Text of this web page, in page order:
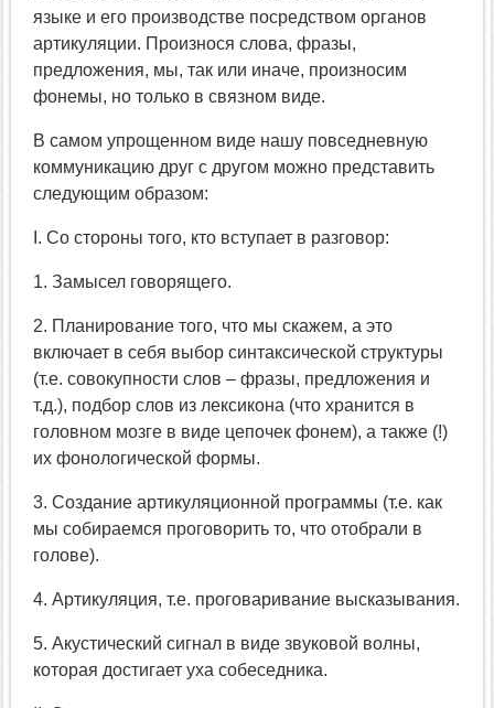
языке и его производстве посредством органов
артикуляции. Произнося слова, фразы,
предложения, мы, так или иначе, произносим
фонемы, но только в связном виде.
В самом упрощенном виде нашу повседневную
коммуникацию друг с другом можно представить
следующим образом:
I. Со стороны того, кто вступает в разговор:
1. Замысел говорящего.
2. Планирование того, что мы скажем, а это
включает в себя выбор синтаксической структуры
(т.е. совокупности слов – фразы, предложения и
т.д.), подбор слов из лексикона (что хранится в
головном мозге в виде цепочек фонем), а также (!)
их фонологической формы.
3. Создание артикуляционной программы (т.е. как
мы собираемся проговорить то, что отобрали в
голове).
4. Артикуляция, т.е. проговаривание высказывания.
5. Акустический сигнал в виде звуковой волны,
которая достигает уха собеседника.